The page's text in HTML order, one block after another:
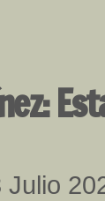
Julio